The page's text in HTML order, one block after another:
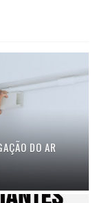
DO AR